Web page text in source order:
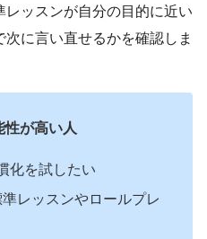
ッスンが自分の目的に近い
に言い直せるかを確認しま
が高い人
化を試したい
レッスンやロールプレ